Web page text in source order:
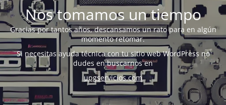
Nos tomamos un tiempo
Gracias por tantos años, descansamos un rato para en algún
momento retomar.
Si necesitas ayuda técnica con tu sitio web WordPress no
dudes en buscarnos en
upgservicios.com